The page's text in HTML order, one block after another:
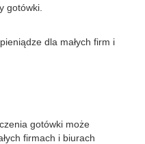
gotówki.
dla małych firm i
gotówki może
firmach i biurach